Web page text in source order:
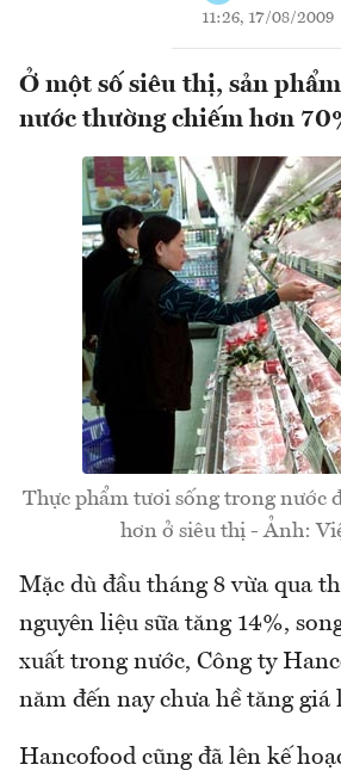
11:26, 17/08/2009
Ở một số siêu thị, sản
nước thường chiếm hơn
Thực phẩm tươi sống trong nước
hơn ở siêu thị - Ảnh:
Mặc dù đầu tháng 8 vừa qua
nguyên liệu sữa tăng 14%,
xuất trong nước, Công ty
năm đến nay chưa hề tăng giá
Hancofood cũng đã lên kế